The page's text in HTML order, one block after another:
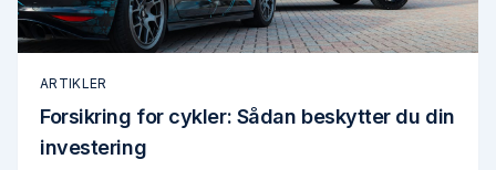
ARTIKLER
Forsikring for cykler: Sådan beskytter du din
investering